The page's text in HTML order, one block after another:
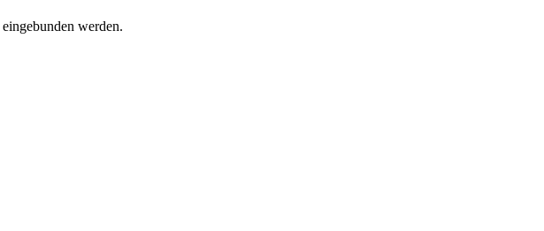
eingebunden werden.